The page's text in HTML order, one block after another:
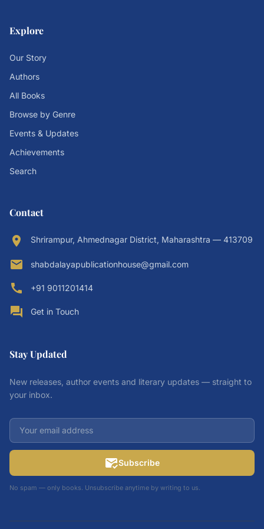
Explore
Our Story
Authors
All Books
Browse by Genre
Events & Updates
Achievements
Search
Contact
location_on Shrirampur, Ahmednagar District, Maharashtra — 413709
email shabdalayapublicationhouse@gmail.com
call +91 9011201414
forum Get in Touch
Stay Updated
New releases, author events and literary updates — straight to
your inbox.
mark_email_readSubscribe
No spam — only books. Unsubscribe anytime by writing to us.